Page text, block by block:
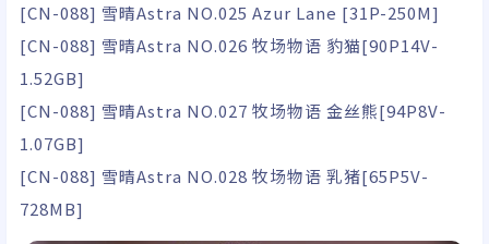
[CN-088] 雪晴Astra NO.025 Azur Lane [31P-250M]
[CN-088] 雪晴Astra NO.026 牧场物语 豹猫[90P14V-
1.52GB]
[CN-088] 雪晴Astra NO.027 牧场物语 金丝熊[94P8V-
1.07GB]
[CN-088] 雪晴Astra NO.028 牧场物语 乳猪[65P5V-
728MB]